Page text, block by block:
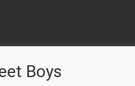
Boys